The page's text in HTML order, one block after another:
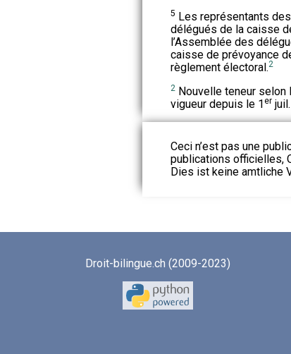
5 Les représentants
délégués de la caisse
l’Assemblée des
caisse de prévoyance
règlement électoral.2
2Nouvelle teneur selon
vigueur depuis le 1er
Ceci n’est pas une
publications officielles,
Dies ist keine amtliche
Droit-bilingue.ch (2009-2023)